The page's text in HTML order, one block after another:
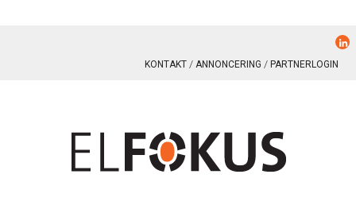
KONTAKT ANNONCERING PARTNERLOGIN